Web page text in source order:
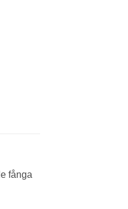
fånga